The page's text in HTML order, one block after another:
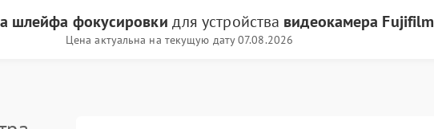
шлейфа фокусировки для устройства видеокамера Fujifilm
Цена актуальна на текущую дату 07.08.2026